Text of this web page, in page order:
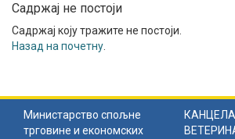
Садржај не постоји
Садржај коју тражите не постоји.
Назад на почетну
Министарство спољне
трговине и економских